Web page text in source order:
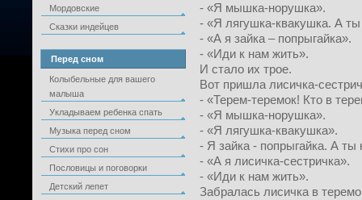
Мордовские
Сказки индейцев
Перед сном
Колыбельные для вашего
малыша
Укладываем ребенка спать
Музыка перед сном
Стихи про сон
Пословицы и поговорки
Детский лепет
- «Я мышка-норушка».
- «Я лягушка-квакушка. А ты
- «А я зайка – попрыгайка».
- «Иди к нам жить».
И стало их трое.
Вот пришла лисичка-
- «Терем-теремок! Кто в
- «Я мышка-норушка».
- «Я лягушка-квакушка».
- Я зайка - попрыгайка. А ты
- «А я лисичка-сестричка».
- «Иди к нам жить».
Забралась лисичка в